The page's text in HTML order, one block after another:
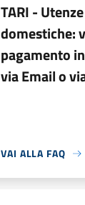
TARI -
domestiche:
pagamento
via Email o
VAI ALLA FAQ